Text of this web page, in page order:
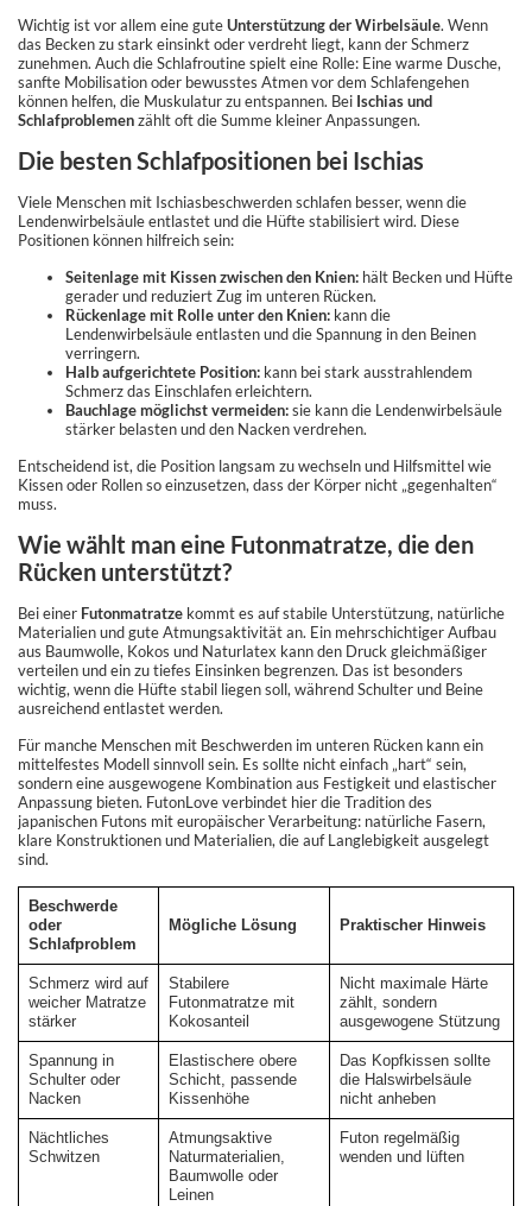
Wichtig ist vor allem eine guteUnterstützung der Wirbelsäule. Wenn
das Becken zu stark einsinkt oder verdreht liegt, kann der Schmerz
zunehmen. Auch die Schlafroutine spielt eine Rolle: Eine warme Dusche,
sanfte Mobilisation oder bewusstes Atmen vor dem Schlafengehen
können helfen, die Muskulatur zu entspannen. Bei Ischias und
Schlafproblemenzählt oft die Summe kleiner Anpassungen.
Die besten Schlafpositionen bei Ischias
Viele Menschen mit Ischiasbeschwerden schlafen besser, wenn die
Lendenwirbelsäule entlastet und die Hüfte stabilisiert wird. Diese
Positionen können hilfreich sein:
Seitenlage mit Kissen zwischen den Knien: hält Becken und Hüfte
gerader und reduziert Zug im unteren Rücken.
Rückenlage mit Rolle unter den Knien: kann die
Lendenwirbelsäule entlasten und die Spannung in den Beinen
verringern.
Halb aufgerichtete Position: kann bei stark ausstrahlendem
Schmerz das Einschlafen erleichtern.
Bauchlage möglichst vermeiden:sie kann die Lendenwirbelsäule
stärker belasten und den Nacken verdrehen.
Entscheidend ist, die Position langsam zu wechseln und Hilfsmittel wie
Kissen oder Rollen so einzusetzen, dass der Körper nicht „gegenhalten“
muss.
Wie wählt man eine Futonmatratze, die den
Rücken unterstützt?
Bei einer Futonmatratze kommt es auf stabile Unterstützung, natürliche
Materialien und gute Atmungsaktivität an. Ein mehrschichtiger Aufbau
aus Baumwolle, Kokos und Naturlatex kann den Druck gleichmäßiger
verteilen und ein zu tiefes Einsinken begrenzen. Das ist besonders
wichtig, wenn die Hüfte stabil liegen soll, während Schulter und Beine
ausreichend entlastet werden.
Für manche Menschen mit Beschwerden im unteren Rücken kann ein
mittelfestes Modell sinnvoll sein. Es sollte nicht einfach „hart“ sein,
sondern eine ausgewogene Kombination aus Festigkeit und elastischer
Anpassung bieten. FutonLove verbindet hier die Tradition des
japanischen Futons mit europäischer Verarbeitung: natürliche Fasern,
klare Konstruktionen und Materialien, die auf Langlebigkeit ausgelegt
sind.
Beschwerde
oder
Schlafproblem
Mögliche Lösung Praktischer Hinweis
Schmerz wird auf
weicher Matratze
stärker
Stabilere
Futonmatratze mit
Kokosanteil
Nicht maximale Härte
zählt, sondern
ausgewogene Stützung
Spannung in
Schulter oder
Nacken
Elastischere obere
Schicht, passende
Kissenhöhe
Das Kopfkissen sollte
die Halswirbelsäule
nicht anheben
Nächtliches
Schwitzen
Atmungsaktive
Naturmaterialien,
Baumwolle oder
Leinen
Futon regelmäßig
wenden und lüften